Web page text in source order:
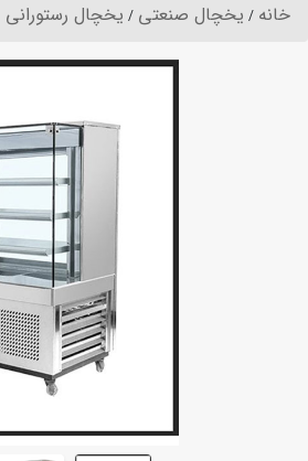
خانه یخچال صنعتی یخچال رستورانی